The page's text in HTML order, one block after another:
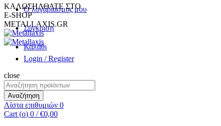
Ο λογαριασμος μου
Σύγκριση
Καλάθι
ΚΑΛΩΣΗΛΘΑΤΕ ΣΤΟ
E-SHOP
METALLAXIS.GR
Login / Register
close
Αναζήτηση
για:
Αναζήτηση
Λίστα επιθυμιών 0
Cart (o) 0 / €0,00